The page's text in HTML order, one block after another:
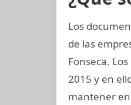
Los
de las
Fonseca.
2015 y en
mantener